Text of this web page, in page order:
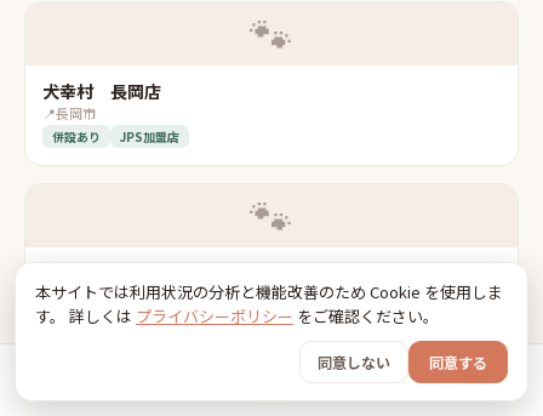
🐾
犬幸村 長岡店
📍長岡市
併設あり JPS加盟店
🐾
📍上越市
JPS加盟店
🐾
本サイトでは利用状況の分析と機能改善のため Cookie を使用しま
す。 詳しくは プライバシーポリシー をご確認ください。
同意しない 同意する